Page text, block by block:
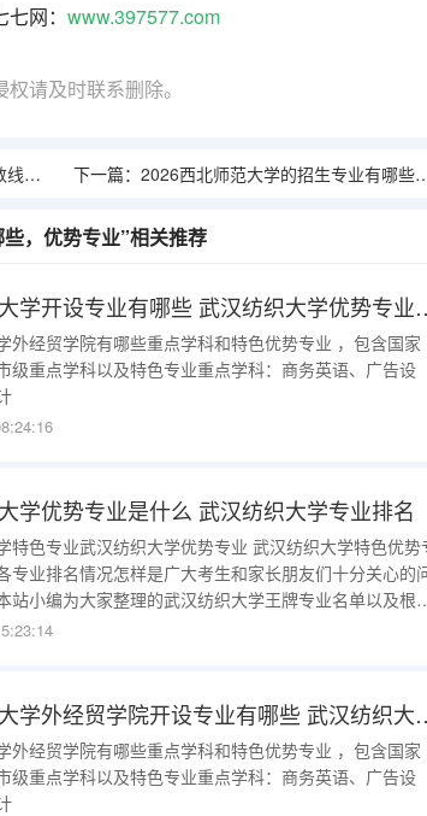
网： www.397577.com
请及时联系删除。
考 下一篇： 2026西北师范大学的招生专业有哪些，优势专业
，优势专业”相关推荐
武汉纺织大学开设
经贸学院有哪些重点学科和特色优势专业 ，包含国家
级重点学科以及特色专业重点学科：商务英语、广告设
学优势专业是什么 武汉纺织大学专业排名
业武汉纺织大学优势专业 武汉纺织大学特色优势专
专业排名情况怎样是广大考生和家长朋友们十分关心的
站小编为大家整理的武汉纺织大学王牌专业名单以及根
推荐人数多少整理出的比较好的专业排名，希望对大家有
武汉纺织大学外经贸学院
经贸学院有哪些重点学科和特色优势专业 ，包含国家
级重点学科以及特色专业重点学科：商务英语、广告设